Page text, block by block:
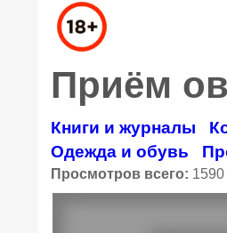
Приём
Книги и журналы
Одежда и обувь
Просмотров всего: